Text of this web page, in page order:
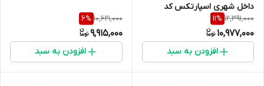
داخل شهری اسپارتکس کد
30482
12,391,000
11%
10,977,000
افزودن به سبد
10,621,000
6%
9,915,000
افزودن به سبد